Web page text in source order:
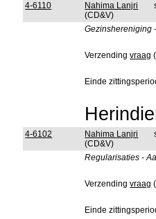
4-6110
Nahima Lanjri
(CD&V)
Gezinshereniging
Verzendingvraag
Einde
4-6102
Nahima Lanjri
(CD&V)
Regularisaties -
Verzendingvraag
Einde